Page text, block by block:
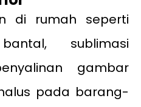
di rumah seperti
sublimasi
gambar
pada barang-